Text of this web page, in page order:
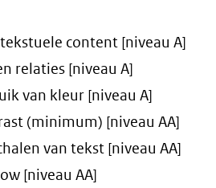
content [niveau A]
relaties [niveau A]
van kleur [niveau A]
(minimum) [niveau AA]
van tekst [niveau AA]
[niveau AA]